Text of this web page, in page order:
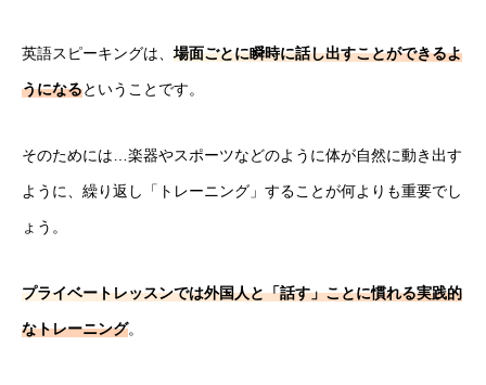
英語スピーキングは、 場面ごとに瞬時に話し出すことができるよ
うになるということです。
そのためには…楽器やスポーツなどのように体が自然に動き出す
ように、繰り返し「トレーニング」することが何よりも重要でし
ょう。
プライベートレッスンでは外国人と「話す」ことに慣れる実践的
なトレーニング。